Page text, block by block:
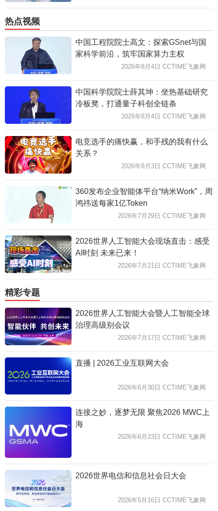
热点视频
中国工程院院士高文：探索GSnet与国
家科学前沿，筑牢国家算力主权
2026年8月4日 CCTIME飞象网
中国科学院院士薛其坤：坐热基础研究
冷板凳，打通量子科创全链条
2026年8月4日 CCTIME飞象网
电竞选手的痛快赢，和手残的我有什么
关系？
2026年8月3日 CCTIME飞象网
360发布企业智能体平台“纳米Work”，周
鸿祎送每家1亿Token
2026年7月29日 CCTIME飞象网
2026世界人工智能大会现场直击：感受
AI时刻 未来已来！
2026年7月21日 CCTIME飞象网
精彩专题
2026世界人工智能大会暨人工智能全球
治理高级别会议
2026年7月17日 CCTIME飞象网
直播 | 2026工业互联网大会
2026年6月30日 CCTIME飞象网
连接之妙，逐梦无限 聚焦2026 MWC上
海
2026年6月23日 CCTIME飞象网
2026世界电信和信息社会日大会
2026年5月16日 CCTIME飞象网